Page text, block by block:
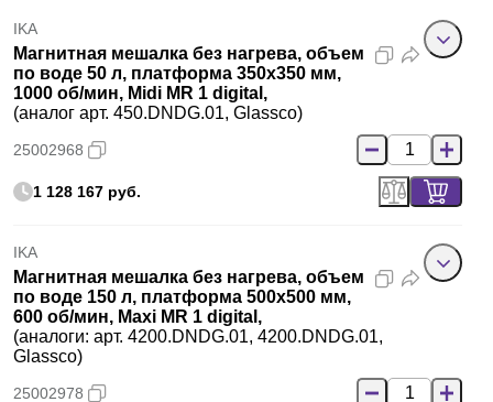
IKA
Магнитная мешалка без нагрева, объем
по воде 50 л, платформа 350х350 мм,
1000 об/мин, Midi MR 1 digital,
(аналог арт. 450.DNDG.01, Glassco)
25002968
1 128 167 руб.
IKA
Магнитная мешалка без нагрева, объем
по воде 150 л, платформа 500х500 мм,
600 об/мин, Maxi MR 1 digital,
(аналоги: арт. 4200.DNDG.01, 4200.DNDG.01,
Glassco)
25002978